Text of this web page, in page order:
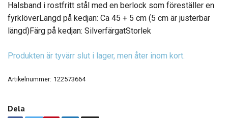
Halsband i rostfritt stål med en berlock som föreställer en
fyrklöverLängd på kedjan: Ca 45 + 5 cm (5 cm är justerbar
längd)Färg på kedjan: SilverfärgatStorlek
Produkten är tyvärr slut i lager, men åter inom kort.
Artikelnummer: 122573664
Dela